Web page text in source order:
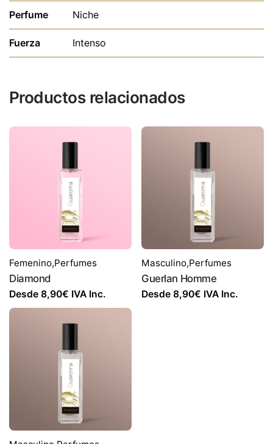
Perfume Niche
Fuerza Intenso
Productos relacionados
Femenino,Perfumes
Diamond
Desde 8,90€ IVA Inc.
Masculino,Perfumes
Guerlan Homme
Desde 8,90€ IVA Inc.